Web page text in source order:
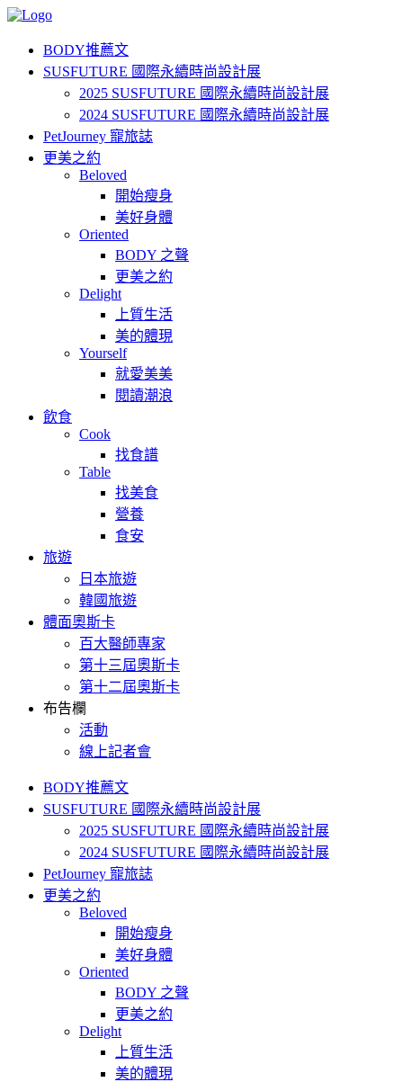
BODY推薦文
SUSFUTURE 國際永續時尚設計展
2025 SUSFUTURE 國際永續時尚設計展
2024 SUSFUTURE 國際永續時尚設計展
PetJourney 寵旅誌
更美之約
Beloved
開始瘦身
美好身體
Oriented
BODY 之聲
更美之約
Delight
上質生活
美的體現
Yourself
就愛美美
閱讀潮浪
飲食
Cook
找食譜
Table
找美食
營養
食安
旅遊
日本旅遊
韓國旅遊
體面奧斯卡
百大醫師專家
第十三屆奧斯卡
第十二屆奧斯卡
布告欄
活動
線上記者會
BODY推薦文
SUSFUTURE 國際永續時尚設計展
2025 SUSFUTURE 國際永續時尚設計展
2024 SUSFUTURE 國際永續時尚設計展
PetJourney 寵旅誌
更美之約
Beloved
開始瘦身
美好身體
Oriented
BODY 之聲
更美之約
Delight
上質生活
美的體現